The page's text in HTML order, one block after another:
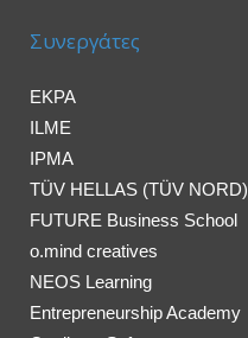
Συνεργάτες
EKPA
ILME
IPMA
TÜV HELLAS (TÜV NORD)
FUTURE Business School
o.mind creatives
NEOS Learning
Entrepreneurship Academy